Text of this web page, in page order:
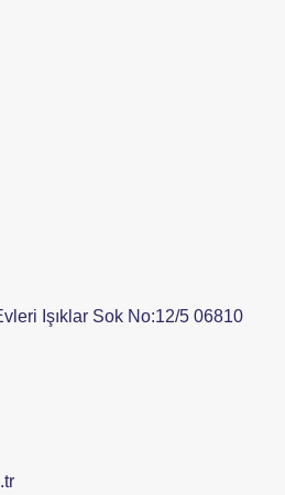
Işıklar Sok No:12/5 06810